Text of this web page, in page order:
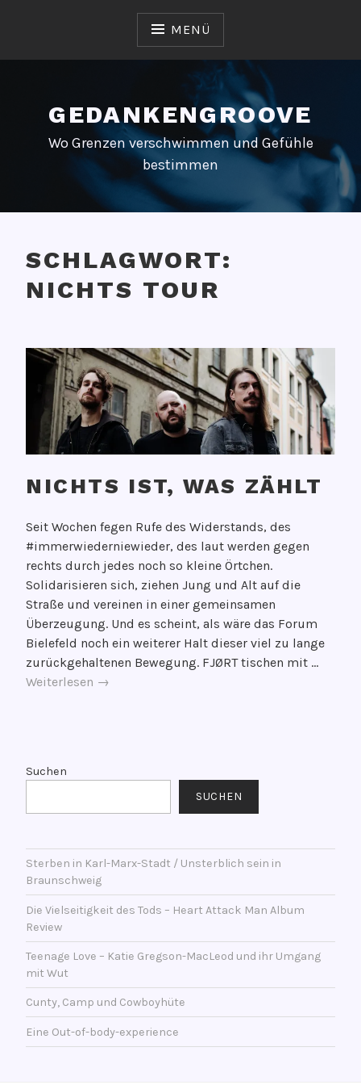
MENÜ
GEDANKENGROOVE
Wo Grenzen verschwimmen und Gefühle
bestimmen
SCHLAGWORT:
NICHTS TOUR
NICHTS IST, WAS ZÄHLT
e
r
ö
f
f
e
n
t
l
t
a
F
e
r
u
a
r
2
0
2
Seit Wochen fegen Rufe des Widerstands, des
#immerwiederniewieder, des laut werden gegen
rechts durch jedes noch so kleine Örtchen.
Solidarisieren sich, ziehen Jung und Alt auf die
Straße und vereinen in einer gemeinsamen
Überzeugung. Und es scheint, als wäre das Forum
Bielefeld noch ein weiterer Halt dieser viel zu lange
zurückgehaltenen Bewegung. FJØRT tischen mit …
Weiterlesen NICHTS
→
r
c
l
a
g
w
o
r
e
t
i
Suchen
SUCHEN
Sterben in Karl-Marx-Stadt / Unsterblich sein in
Braunschweig
Die Vielseitigkeit des Tods – Heart Attack Man Album
Review
Teenage Love – Katie Gregson-MacLeod und ihr Umgang
mit Wut
Cunty, Camp und Cowboyhüte
Eine Out-of-body-experience